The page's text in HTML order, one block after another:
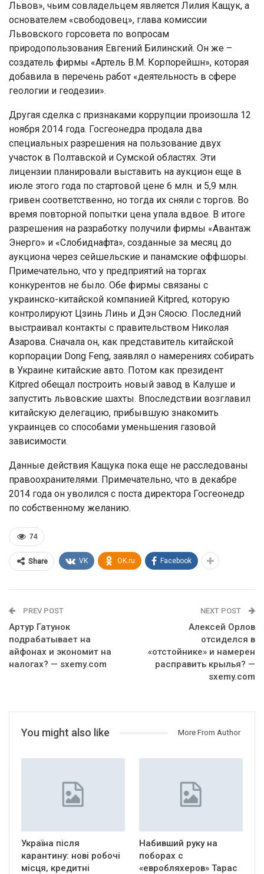
Львов», чьим совладельцем является Лилия Кащук, а
основателем «свободовец», глава комиссии
Львовского горсовета по вопросам
природопользования Евгений Билинский. Он же –
создатель фирмы «Артель В.М. Корпорейшн», которая
добавила в перечень работ «деятельность в сфере
геологии и геодезии».
Другая сделка с признаками коррупции произошла 12
ноября 2014 года. Госгеонедра продала два
специальных разрешения на пользование двух
участок в Полтавской и Сумской областях. Эти
лицензии планировали выставить на аукцион еще в
июле этого года по стартовой цене 6 млн. и 5,9 млн.
гривен соответственно, но тогда их сняли с торгов. Во
время повторной попытки цена упала вдвое. В итоге
разрешения на разработку получили фирмы «Авантаж
Энерго» и «Слобиднафта», созданные за месяц до
аукциона через сейшельские и панамские оффшоры.
Примечательно, что у предприятий на торгах
конкурентов не было. Обе фирмы связаны с
украинско-китайской компанией Kitpred, которую
контролируют Цзинь Линь и Дэн Сяосю. Последний
выстраивал контакты с правительством Николая
Азарова. Сначала он, как представитель китайской
корпорации Dong Feng, заявлял о намерениях собирать
в Украине китайские авто. Потом как президент
Kitpred обещал построить новый завод в Калуше и
запустить львовские шахты. Впоследствии возглавил
китайскую делегацию, прибывшую знакомить
украинцев со способами уменьшения газовой
зависимости.
Данные действия Кащука пока еще не расследованы
правоохранителями. Примечательно, что в декабре
2014 года он уволился с поста директора Госгеонедр
по собственному желанию.
74
Share VK OK.ru Facebook
PREV POST
Артур Гатунок
подрабатывает на
айфонах и экономит на
налогах? — sxemy.com
NEXT POST
Алексей Орлов
отсиделся в
«отстойнике» и намерен
расправить крылья? —
sxemy.com
You might also like More From Author
Україна після
карантину: нові робочі
місця, кредитні
Набивший руку на
поборах с
«евробляхеров» Тарас